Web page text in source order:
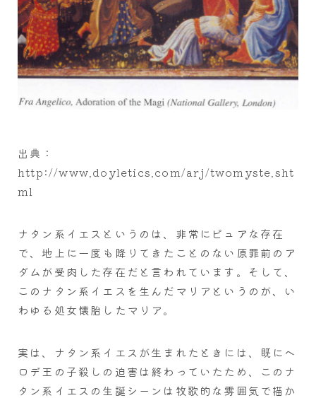
出典：
http://www.doyletics.com/arj/twomyste.sht
ml
ナタン系イエスというのは、非常にピュアな存在
で、地上に一度も降りてきたことのない原罪前のア
ダムが受肉した存在だと言われています。そして、
このナタン系イエスを生んだマリアというのが、い
わゆる処女懐胎したマリア。
実は、ナタン系イエスが生まれたときには、既にヘ
ロデ王の子殺しの迫害は終わっていたため、このナ
タン系イエスの生誕シーンは牧歌的な雰囲気で描か